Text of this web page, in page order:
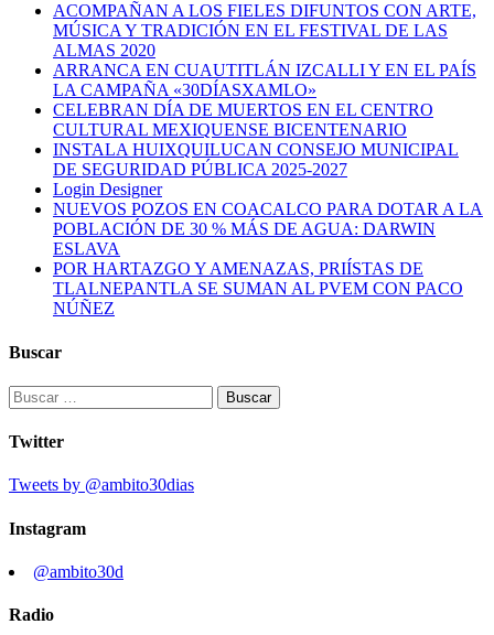
ACOMPAÑAN A LOS FIELES DIFUNTOS CON ARTE,
MÚSICA Y TRADICIÓN EN EL FESTIVAL DE LAS
ALMAS 2020
ARRANCA EN CUAUTITLÁN IZCALLI Y EN EL PAÍS
LA CAMPAÑA «30DÍASXAMLO»
CELEBRAN DÍA DE MUERTOS EN EL CENTRO
CULTURAL MEXIQUENSE BICENTENARIO
INSTALA HUIXQUILUCAN CONSEJO MUNICIPAL
DE SEGURIDAD PÚBLICA 2025-2027
Login Designer
NUEVOS POZOS EN COACALCO PARA DOTAR A LA
POBLACIÓN DE 30 % MÁS DE AGUA: DARWIN
ESLAVA
POR HARTAZGO Y AMENAZAS, PRIÍSTAS DE
TLALNEPANTLA SE SUMAN AL PVEM CON PACO
NÚÑEZ
Buscar
Buscar:
Twitter
Tweets by @ambito30dias
Instagram
@ambito30d
Radio